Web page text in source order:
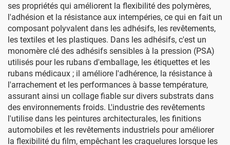
ses propriétés qui améliorent la flexibilité des polymères,
l'adhésion et la résistance aux intempéries, ce qui en fait un
composant polyvalent dans les adhésifs, les revêtements,
les textiles et les plastiques. Dans les adhésifs, c'est un
monomère clé des adhésifs sensibles à la pression (PSA)
utilisés pour les rubans d'emballage, les étiquettes et les
rubans médicaux ; il améliore l'adhérence, la résistance à
l'arrachement et les performances à basse température,
assurant ainsi un collage fiable sur divers substrats dans
des environnements froids. L'industrie des revêtements
l'utilise dans les peintures architecturales, les finitions
automobiles et les revêtements industriels pour améliorer
la flexibilité du film, empêchant les craquelures lorsque les